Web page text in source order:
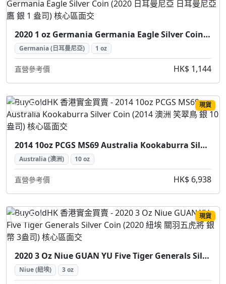
2020 1 oz Germania Germania Eagle Silver Coin (2020 日耳曼尼亞 日耳曼尼亞鷹 銀 1 盎司)
Germania (日耳曼尼亞) 1 oz
直營參考價 HK$ 1,144
SILVER 現貨
2014 10oz PCGS MS69 Australia Kookaburra Silver Coin (2014 澳洲 笑翠鳥 銀 10盎司)
Australia (澳洲) 10 oz
直營參考價 HK$ 6,938
SILVER 現貨
2020 3 Oz Niue GUAN YU Five Tiger Generals Silver Coin (2020 紐埃 關羽五虎將 銀幣 3盎司)
Niue (紐埃) 3 oz